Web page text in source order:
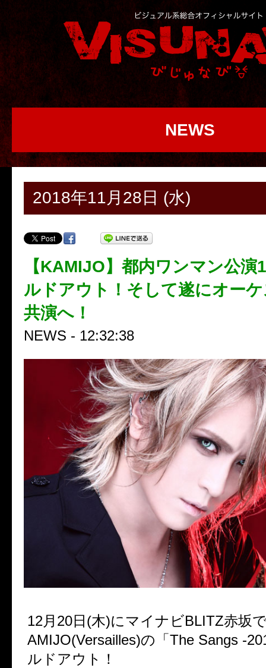
NEWS
2018年11月28日 (水)
【KAMIJO】都内ワンマン公演
ルドアウト！そして遂にオー
共演へ！
NEWS - 12:32:38
12月20日(木)にマイナビBLITZ赤坂
AMIJO(Versailles)の「The Sangs -
ルドアウト！